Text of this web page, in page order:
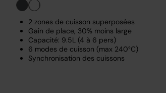
2 zones de cuisson superposées
Gain de place, 30% moins large
Capacité: 9.5L (4 à 6 pers)
6 modes de cuisson (max 240°C)
Synchronisation des cuissons